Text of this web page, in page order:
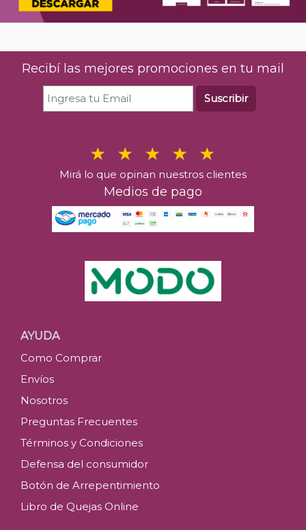
Recibí las mejores promociones en tu mail
Suscribir
Mirá lo que opinan nuestros clientes
Medios de pago
AYUDA
Como Comprar
Envíos
Nosotros
Preguntas Frecuentes
Términos y Condiciones
Defensa del consumidor
Botón de Arrepentimiento
Libro de Quejas Online